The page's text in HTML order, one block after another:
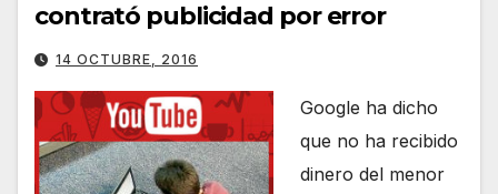
contrató publicidad por error
14 OCTUBRE, 2016
Google ha dicho
que no ha recibido
dinero del menor